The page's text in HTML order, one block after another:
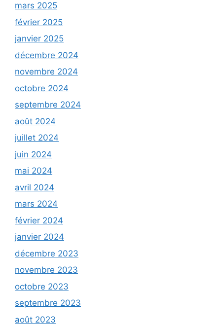
mars 2025
février 2025
janvier 2025
décembre 2024
novembre 2024
octobre 2024
septembre 2024
août 2024
juillet 2024
juin 2024
mai 2024
avril 2024
mars 2024
février 2024
janvier 2024
décembre 2023
novembre 2023
octobre 2023
septembre 2023
août 2023